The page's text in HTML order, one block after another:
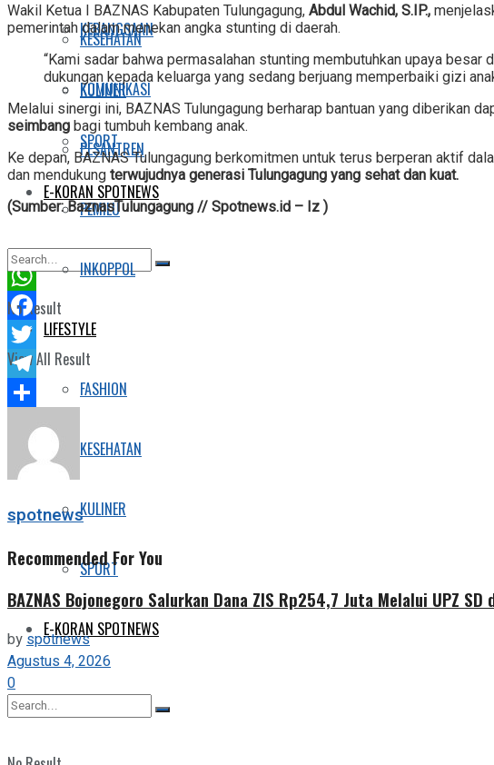
KESEHATAN
KULINER
SPORT
E-KORAN SPOTNEWS
No Result
View All Result
KEBANGSAAN
KOMUNIKASI
PESANTREN
PEMILU
INKOPPOL
LIFESTYLE
FASHION
KESEHATAN
KULINER
SPORT
E-KORAN SPOTNEWS
Wakil Ketua I BAZNAS Kabupaten Tulungagung, Abdul Wachid, S.IP.,
pemerintah dalam menekan angka stunting di daerah.
“Kami sadar bahwa permasalahan stunting membutuhkan upaya
dukungan kepada keluarga yang sedang berjuang memperbaiki gizi
Melalui sinergi ini, BAZNAS Tulungagung berharap bantuan yang diberikan
seimbang bagi tumbuh kembang anak.
Ke depan, BAZNAS Tulungagung berkomitmen untuk terus berperan aktif
dan mendukung terwujudnya generasi Tulungagung yang sehat dan kuat.
(Sumber: BaznasTulungagung // Spotnews.id – Iz )
WhatsApp
Facebook
Twitter
Telegram
spotnews
Recommended For You
BAZNAS Bojonegoro Salurkan Dana ZIS Rp254,7 Juta Melalui UPZ SD
by spotnews
Agustus 4, 2026
0